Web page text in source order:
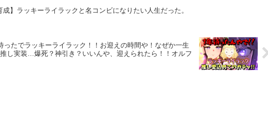
成】ラッキーライラックと名コンビになりたい人生だった。
ったでラッキーライラック！！お迎えの時間や！なぜか一生
し実装…爆死？神引き？いいんや、迎えられたら！！オルフ